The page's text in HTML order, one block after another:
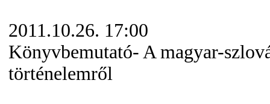
2011.10.26. 17:00
Könyvbemutató- A magyar-
történelemről